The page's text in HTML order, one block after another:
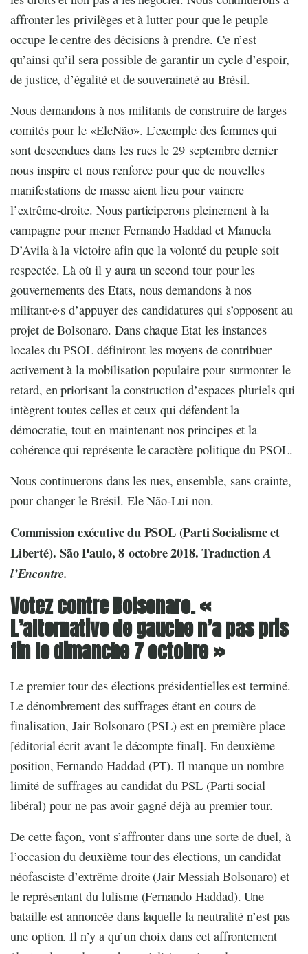
affronter les privilèges et à lutter pour que le peuple
occupe le centre des décisions à prendre. Ce n’est
qu’ainsi qu’il sera possible de garantir un cycle d’espoir,
de justice, d’égalité et de souveraineté au Brésil.
Nous demandons à nos militants de construire de larges
comités pour le «EleNão». L’exemple des femmes qui
sont descendues dans les rues le 29 septembre dernier
nous inspire et nous renforce pour que de nouvelles
manifestations de masse aient lieu pour vaincre
l’extrême-droite. Nous participerons pleinement à la
campagne pour mener Fernando Haddad et Manuela
D’Avila à la victoire afin que la volonté du peuple soit
respectée. Là où il y aura un second tour pour les
gouvernements des Etats, nous demandons à nos
militant·e·s d’appuyer des candidatures qui s’opposent au
projet de Bolsonaro. Dans chaque Etat les instances
locales du PSOL définiront les moyens de contribuer
activement à la mobilisation populaire pour surmonter le
retard, en priorisant la construction d’espaces pluriels qui
intègrent toutes celles et ceux qui défendent la
démocratie, tout en maintenant nos principes et la
cohérence qui représente le caractère politique du PSOL.
Nous continuerons dans les rues, ensemble, sans crainte,
pour changer le Brésil. Ele Não-Lui non.
Commission exécutive du PSOL (Parti Socialisme et
Liberté). São Paulo, 8 octobre 2018. TraductionA
l’Encontre.
Votez contre Bolsonaro. «
L’alternative de gauche n’a pas pris
fin le dimanche 7 octobre »
Le premier tour des élections présidentielles est terminé.
Le dénombrement des suffrages étant en cours de
finalisation, Jair Bolsonaro (PSL) est en première place
[éditorial écrit avant le décompte final]. En deuxième
position, Fernando Haddad (PT). Il manque un nombre
limité de suffrages au candidat du PSL (Parti social
libéral) pour ne pas avoir gagné déjà au premier tour.
De cette façon, vont s’affronter dans une sorte de duel, à
l’occasion du deuxième tour des élections, un candidat
néofasciste d’extrême droite (Jair Messiah Bolsonaro) et
le représentant du lulisme (Fernando Haddad). Une
bataille est annoncée dans laquelle la neutralité n’est pas
une option. Il n’y a qu’un choix dans cet affrontement